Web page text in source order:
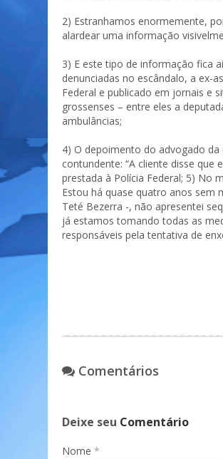
2) Estranhamos enormemente,
alardear uma informação
3) E este tipo de informação fica
denunciadas no escândalo, a ex-
Federal e publicado em jornais e
grossenses – entre eles a
ambulâncias;
4) O depoimento do advogado
contundente: “A cliente disse que
prestada à Polícia Federal; 5) No
Estou há quase quatro anos sem
Teté Bezerra -, não apresentei
já estamos tomando todas as
responsáveis pela tentativa de
Comentários
Deixe seu Comentário
Nome *